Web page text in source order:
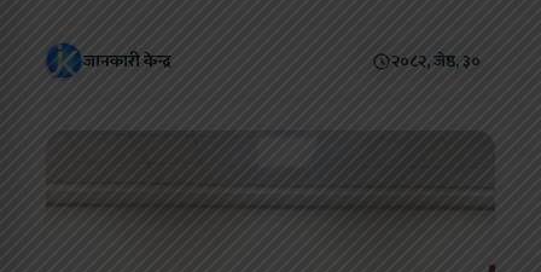
जानकारी केन्द्र २०८२, जेष्ठ, ३०